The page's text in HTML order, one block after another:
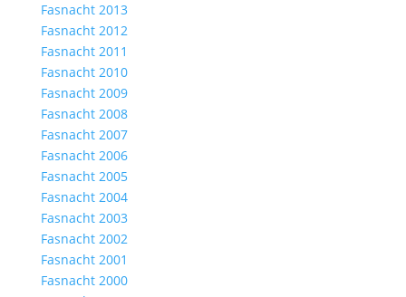
Fasnacht 2013
Fasnacht 2012
Fasnacht 2011
Fasnacht 2010
Fasnacht 2009
Fasnacht 2008
Fasnacht 2007
Fasnacht 2006
Fasnacht 2005
Fasnacht 2004
Fasnacht 2003
Fasnacht 2002
Fasnacht 2001
Fasnacht 2000